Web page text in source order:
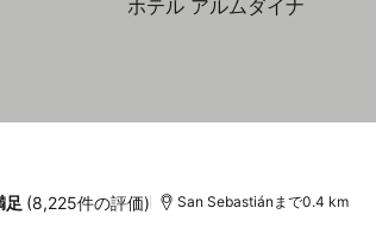
足 (8,225件の評価) San Sebastiánまで0.4 km